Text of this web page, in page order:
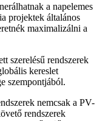
a napelemes
projektek általános
maximalizálni a
szerelésű rendszerek
kereslet
szempontjából.
nemcsak a PV-
rendszerek